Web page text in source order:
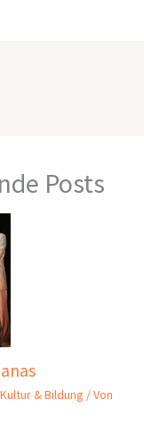
Posts
Kultur & Bildung / Von